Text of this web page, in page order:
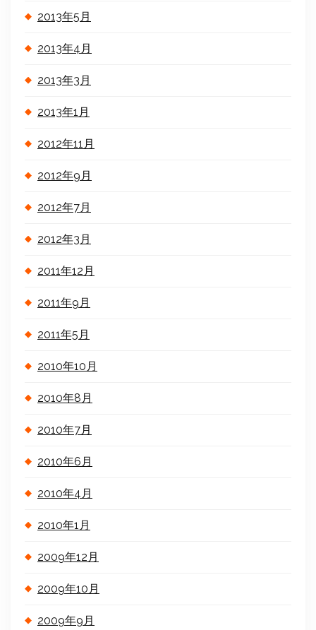
2013年5月
2013年4月
2013年3月
2013年1月
2012年11月
2012年9月
2012年7月
2012年3月
2011年12月
2011年9月
2011年5月
2010年10月
2010年8月
2010年7月
2010年6月
2010年4月
2010年1月
2009年12月
2009年10月
2009年9月